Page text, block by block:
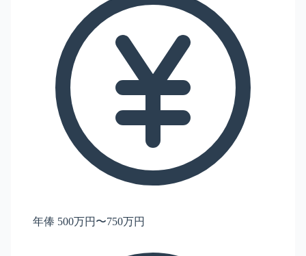
年俸 500万円〜750万円